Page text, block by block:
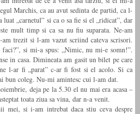
Marchis, ca au avut sedinta de partid, ca l-
„carnetul” si ca o sa fie si el „ridicat”, dar
mult timp si ca sa nu fiu suparata. Ne-am
trezit si l-am vazut scriind cateva scrisori.
faci?”, si mi-a spus: „Nimic, nu mi-e somn!”.
in casa. Dimineata am gasit un bilet pe care
l-ar fi „parat” c-ar fi fost si el acolo. Si ca
bun coleg. Nu-mi amintesc cui l-am dat.
deja pe la 5.30 el nu mai era acasa –
toata ziua sa vina, dar n-a venit.
mei, si i-am intrebat daca stiu ceva despre